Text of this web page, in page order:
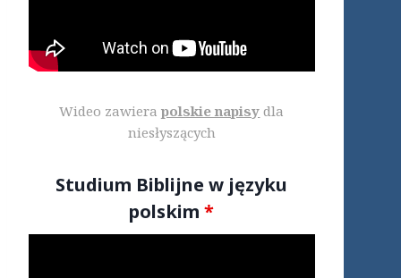
Wideo zawierapolskie napisy dla
niesłyszących
Studium Biblijne w języku
polskim*